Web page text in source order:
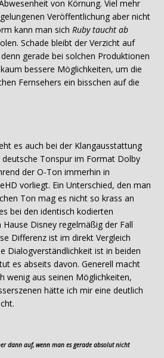
von Körnung. Viel mehr
Veröffentlichung aber nicht
kann man sich Ruby taucht ab
Schade bleibt der Verzicht auf
gerade bei solchen Produktionen
bessere Möglichkeiten, um die
Fernsehers ein bisschen auf die
es auch bei der Klangausstattung
deutsche Tonspur im Format Dolby
der O-Ton immerhin in
vorliegt. Ein Unterschied, den man
Ton mag es nicht so krass an
bei den identisch kodierten
Disney regelmäßig der Fall
Differenz ist im direkt Vergleich
Dialogverständlichkeit ist in beiden
es abseits davon. Generell macht
wenig aus seinen Möglichkeiten,
hätte ich mir eine deutlich
dann auf, wenn man es gerade absolut nicht